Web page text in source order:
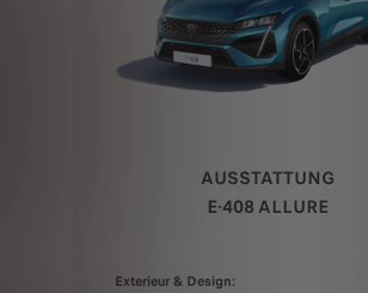
AUSSTATTUNG
E-408 ALLURE
Exterieur & Design: